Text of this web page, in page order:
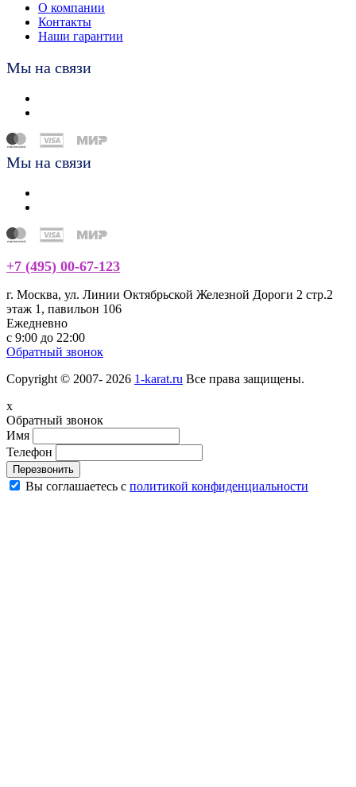
О компании
Контакты
Наши гарантии
Мы на связи
Мы на связи
+7 (495) 00-67-123
г. Москва, ул. Линии Октябрьской Железной Дороги 2 стр.2
этаж 1, павильон 106
Ежедневно
с 9:00 до 22:00
Обратный звонок
Copyright © 2007- 2026 1-karat.ru Все права защищены.
x
Обратный звонок
Имя
Телефон
Перезвонить
Вы соглашаетесь с политикой конфиденциальности